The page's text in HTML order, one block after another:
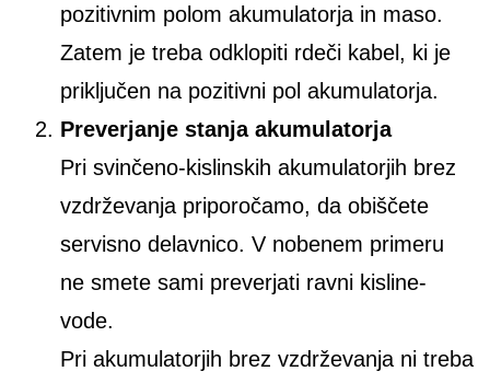
pozitivnim polom akumulatorja in maso.
Zatem je treba odklopiti rdeči kabel, ki je
priključen na pozitivni pol akumulatorja.
Preverjanje stanja akumulatorja
Pri svinčeno-kislinskih akumulatorjih brez
vzdrževanja priporočamo, da obiščete
servisno delavnico. V nobenem primeru
ne smete sami preverjati ravni kisline-
vode.
Pri akumulatorjih brez vzdrževanja ni treba